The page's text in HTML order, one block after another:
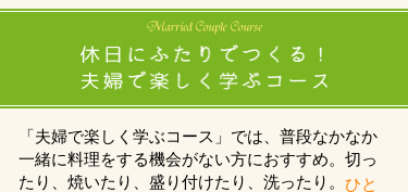
「夫婦で楽しく学ぶコース」では、普段なかなか
一緒に料理をする機会がない方におすすめ。切っ
たり、焼いたり、盛り付けたり、洗ったり。 ひと